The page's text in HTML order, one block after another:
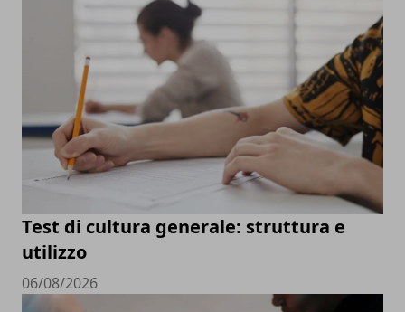
Test di cultura generale: struttura e
utilizzo
06/08/2026